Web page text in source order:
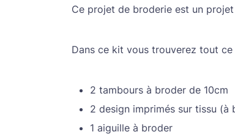
Ce projet de broderie est un
Dans ce kit vous trouverez tout
2 tambours à broder de 10cm
2 design imprimés sur tissu (à
1 aiguille à broder